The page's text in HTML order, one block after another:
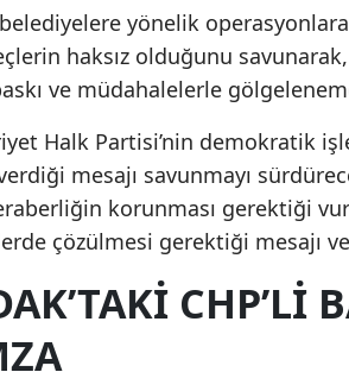
belediyelere yönelik
haksız olduğunu
ve müdahalelerle
Halk Partisi’nin demokratik
mesajı savunmayı
korunması gerektiği
çözülmesi gerektiği mesajı
CHP’Lİ